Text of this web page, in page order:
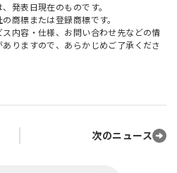
発表日現在のものです。
商標または登録商標です。
内容・仕様、お問い合わせ先などの情
りますので、あらかじめご了承くださ
次のニュース